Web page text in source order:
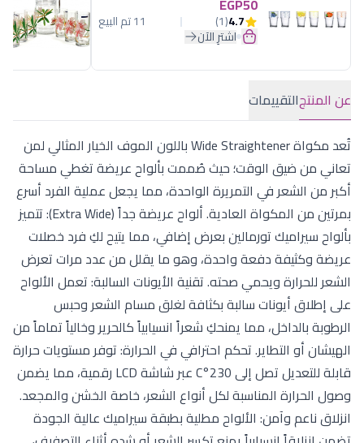
EGP50
4.7
(1) 11 تم البيع
اشترِ الآن
عن المنتجالتقييمات
تُعد مكواة Wide Straightener باللون الموف الخيار المثالي لمن
تعاني من ضيق الوقت؛ حيث صُممت بألواح عريضة تغطي مساحة
أكبر من الشعر في التمريرة الواحدة، مما يجعل عملية الفرد أسرع
بمرتين من المكواة العادية. ألواح عريضة جداً (Extra Wide): تتميز
بألواح سيراميك تورمالين بعرض إضافي، مما يتيح لكِ فرد خصلات
عريضة وكثيفة دفعة واحدة، وهو ما يقلل من عدد مرات تعرض
الشعر للحرارة ويحمي صحته. تقنية الأيونات السالبة: تعمل الألواح
على إطلاق أيونات سالبة بكثافة لغلق مسام الشعر وحبس
الرطوبة بالداخل، مما يمنحكِ شعراً انسيابياً كالحرير وخالياً تماماً من
الهيشان أو التطاير. تحكم احترافي في الحرارة: توفر مستويات حرارة
قابلة للتعديل تصل إلى 230°C عبر شاشة LCD رقمية، مما يضمن
وصول الحرارة المناسبة لكل أنواع الشعر، خاصة الخشن والمجعد.
انزلاق ناعم وآمن: الألواح مطلية بطبقة سيراميك عالية الجودة